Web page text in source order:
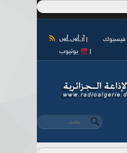
آر أس أس فيسبوك
يوتيوب
استمارة البحث
‏بحث ‏